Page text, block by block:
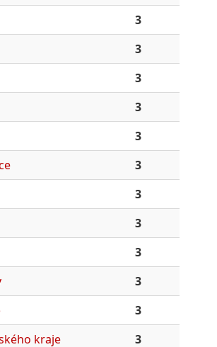
3
3
3
3
3
3
3
3
3
3
3
kraje
3